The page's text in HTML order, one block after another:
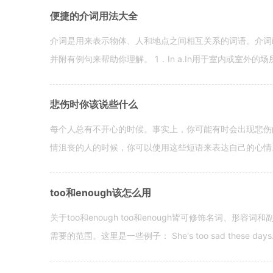
便捷的介词用法大全
介词是用来表示物体、人和地点之间相互关系的词语。介
并附有例句来帮助你理解。 1．In a.In用于室内或室外的
悲伤时你该说些什么
每个人总有不开心的时候。事实上，你可能有时会出现悲
情沮丧的人的时候，你可以使用这些短语来表达自己的心
too和enough该怎么用
关于too和enough too和enough皆可修饰名词、形容词和
需要的范围。这里是一些例子： She's too sad these